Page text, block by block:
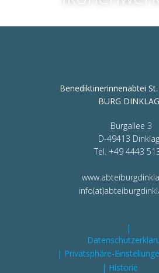
Benediktinerinnenabtei
BURG
Burgallee 3
D-49413
Tel. +49 4443
|
| Privatsphäre-
| Historie